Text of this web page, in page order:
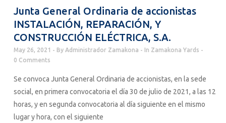
Junta General Ordinaria de accionistas
INSTALACIÓN, REPARACIÓN, Y
CONSTRUCCIÓN ELÉCTRICA, S.A.
May 26, 2021 By Administrador Zamakona In Zamakona Yards
0 Comments
Se convoca Junta General Ordinaria de accionistas, en la sede
social, en primera convocatoria el día 30 de julio de 2021, a las 12
horas, y en segunda convocatoria al día siguiente en el mismo
lugar y hora, con el siguiente